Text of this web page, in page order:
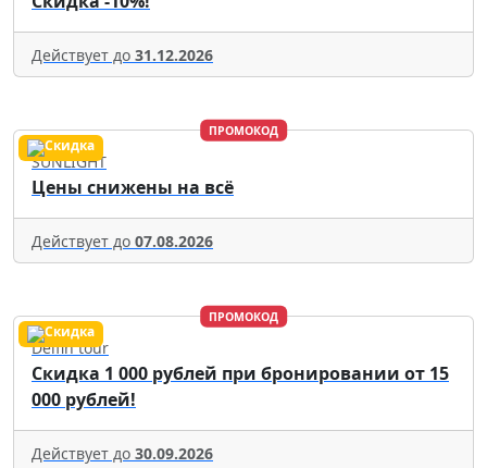
Действует до 31.12.2026
ПРОМОКОД
SUNLIGHT
Цены снижены на всё
Действует до 07.08.2026
ПРОМОКОД
Delfin tour
Скидка 1 000 рублей при бронировании от 15
000 рублей!
Действует до 30.09.2026